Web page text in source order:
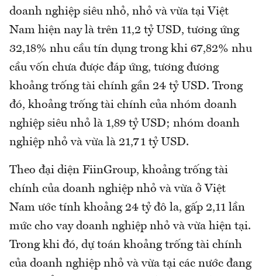
doanh nghiệp siêu nhỏ, nhỏ và vừa tại Việt
Nam hiện nay là trên 11,2 tỷ USD, tương ứng
32,18% nhu cầu tín dụng trong khi 67,82% nhu
cầu vốn chưa được đáp ứng, tương đương
khoảng trống tài chính gần 24 tỷ USD. Trong
đó, khoảng trống tài chính của nhóm doanh
nghiệp siêu nhỏ là 1,89 tỷ USD; nhóm doanh
nghiệp nhỏ và vừa là 21,71 tỷ USD.
Theo đại diện FiinGroup, khoảng trống tài
chính của doanh nghiệp nhỏ và vừa ở Việt
Nam ước tính khoảng 24 tỷ đô la, gấp 2,11 lần
mức cho vay doanh nghiệp nhỏ và vừa hiện tại.
Trong khi đó, dự toán khoảng trống tài chính
của doanh nghiệp nhỏ và vừa tại các nước đang